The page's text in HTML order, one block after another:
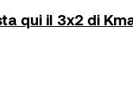
qui il 3x2 di